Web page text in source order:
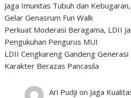
Jaga Imunitas Tubuh dan
Gelar Genasrum Fun Walk
Perkuat Moderasi Beragama, LDII
Pengukuhan Pengurus MUI
LDII Cengkareng Gandeng
Karakter Berazas Pancasila
Ari Pudji on Jaga